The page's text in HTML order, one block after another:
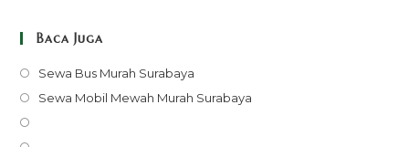
Baca Juga
Sewa Bus Murah Surabaya
in
Sewa Mobil Mewah Murah Surabaya